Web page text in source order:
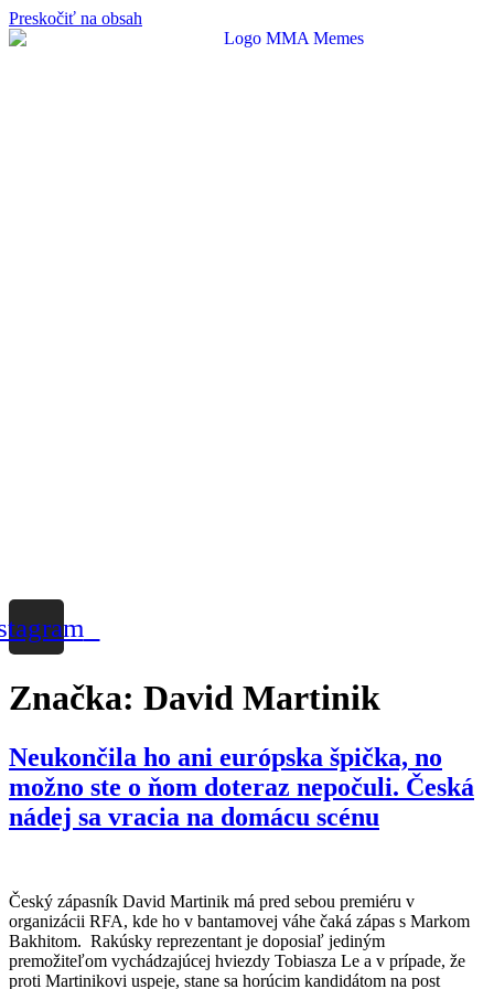
Preskočiť na obsah
Značka: David Martinik
Neukončila ho ani európska špička, no
možno ste o ňom doteraz nepočuli. Česká
nádej sa vracia na domácu scénu
Český zápasník David Martinik má pred sebou premiéru v
organizácii RFA, kde ho v bantamovej váhe čaká zápas s Markom
Bakhitom. Rakúsky reprezentant je doposiaľ jediným
premožiteľom vychádzajúcej hviezdy Tobiasza Le a v prípade, že
proti Martinikovi uspeje, stane sa horúcim kandidátom na post